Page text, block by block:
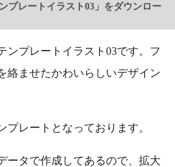
プレートイラスト03」をダウンロー
ンプレートイラスト03です。フ
絡ませたかわいらしいデザイン
プレートとなっております。
ータで作成してあるので、拡大